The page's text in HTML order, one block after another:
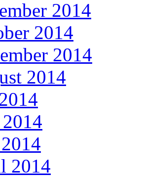
2014
2014
2014
2014
2014